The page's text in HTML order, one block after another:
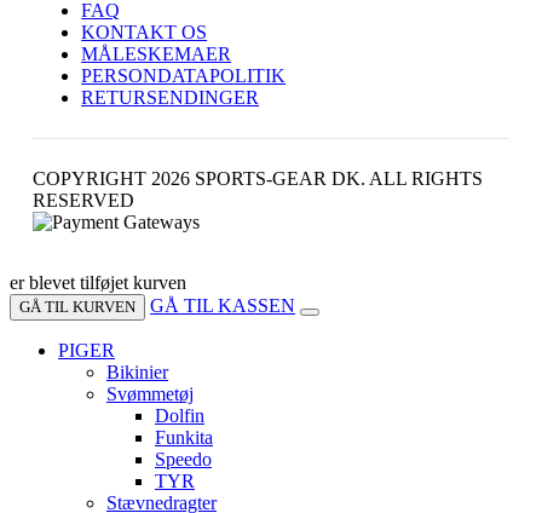
FAQ
KONTAKT OS
MÅLESKEMAER
PERSONDATAPOLITIK
RETURSENDINGER
COPYRIGHT 2026 SPORTS-GEAR DK. ALL RIGHTS
RESERVED
er blevet tilføjet kurven
GÅ TIL KURVEN GÅ TIL KASSEN
PIGER
Bikinier
Svømmetøj
Dolfin
Funkita
Speedo
TYR
Stævnedragter